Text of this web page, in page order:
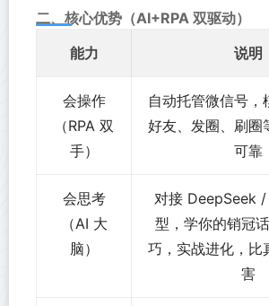
二、核心优势（AI+RPA 双驱动）
能力
说明
会操作
（RPA 双
手）
自动托管微信号，
好友、发圈、刷圈
可靠
会思考
（AI 大
脑）
对接 DeepSeek /
型，学你的销冠
巧，实战进化，比
害